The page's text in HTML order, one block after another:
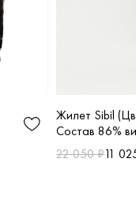
Жилет Sibil
Состав 86%
22 050 ₽11